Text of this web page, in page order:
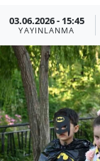
03.06.2026 - 15:45
YAYINLANMA